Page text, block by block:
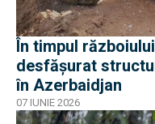
În timpul
desfășurat
în Azerbaidjan
07 IUNIE 2026